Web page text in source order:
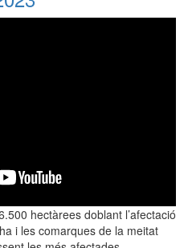
hectàrees doblant l’afectació
i les comarques de la meitat